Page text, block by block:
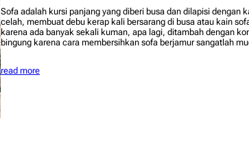
Sofa adalah kursi panjang yang diberi busa dan dilapisi dengan
celah, membuat debu kerap kali bersarang di busa atau kain
karena ada banyak sekali kuman, apa lagi, ditambah dengan
bingung karena cara membersihkan sofa berjamur sangatlah
read more